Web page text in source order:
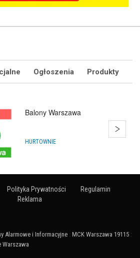
Ogłoszenia Produkty
Hurtownia Animatora
HURTOWNIE
Polityka Prywatności
Regulamin
Reklama
Alarmowe i Informacyjne : MCK Warszawa 19115 :
Warszawa